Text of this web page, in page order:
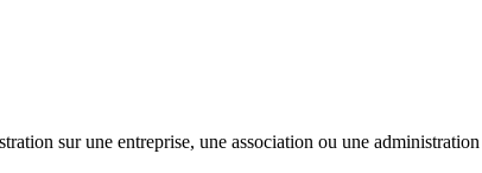
sur une entreprise, une association ou une